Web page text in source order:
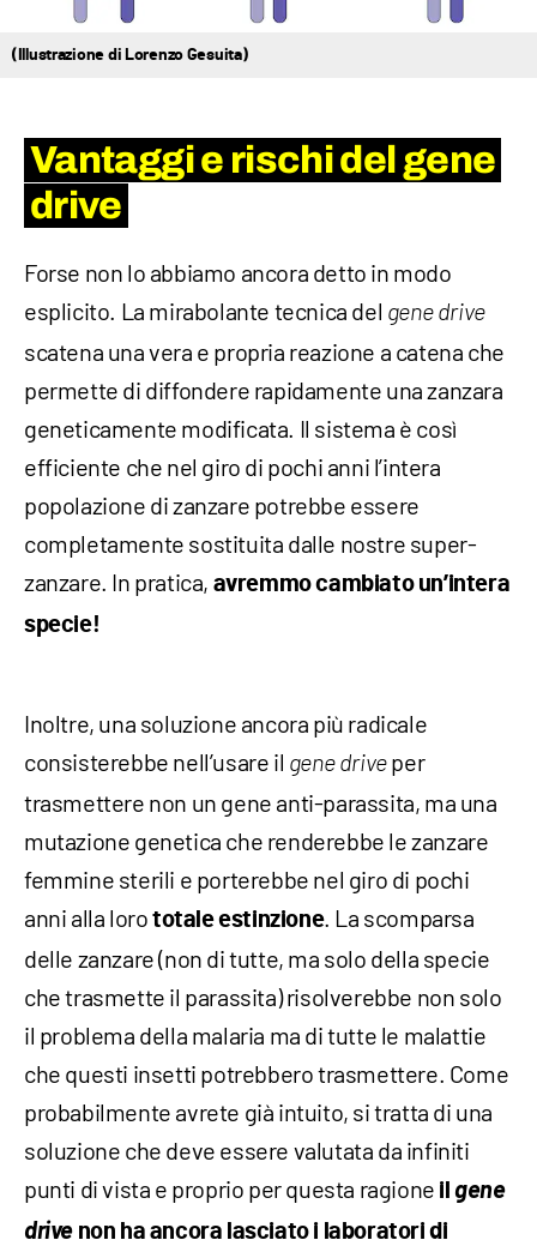
(Illustrazione di Lorenzo Gesuita)
Vantaggi e rischi del gene
drive
Forse non lo abbiamo ancora detto in modo
esplicito. La mirabolante tecnica del gene drive
scatena una vera e propria reazione a catena che
permette di diffondere rapidamente una zanzara
geneticamente modificata. Il sistema è così
efficiente che nel giro di pochi anni l’intera
popolazione di zanzare potrebbe essere
completamente sostituita dalle nostre super-
zanzare. In pratica, avremmo cambiato un’intera
specie!
Inoltre, una soluzione ancora più radicale
consisterebbe nell’usare il gene driveper
trasmettere non un gene anti-parassita, ma una
mutazione genetica che renderebbe le zanzare
femmine sterili e porterebbe nel giro di pochi
anni alla loro totale estinzione. La scomparsa
delle zanzare (non di tutte, ma solo della specie
che trasmette il parassita) risolverebbe non solo
il problema della malaria ma di tutte le malattie
che questi insetti potrebbero trasmettere. Come
probabilmente avrete già intuito, si tratta di una
soluzione che deve essere valutata da infiniti
punti di vista e proprio per questa ragione ilgene
drive non ha ancora lasciato i laboratori di